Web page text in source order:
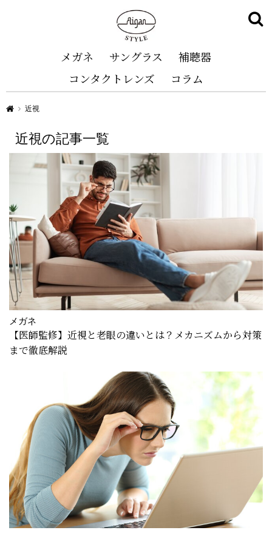
メガネ サングラス
補聴器
コンタクトレンズ
コラム
Aigan STYLE（メガネ・めがね）
近視
近視の記事一覧
メガネ
【医師監修】近視と老眼の違いとは？メカニズムから対策
まで徹底解説